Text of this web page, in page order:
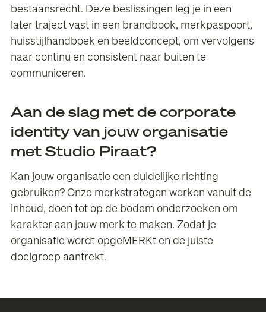
bestaansrecht. Deze beslissingen leg je in een
later traject vast in een brandbook, merkpaspoort,
huisstijlhandboek en beeldconcept, om vervolgens
naar continu en consistent naar buiten te
communiceren.
Aan de slag met de corporate
identity van jouw organisatie
met Studio Piraat?
Kan jouw organisatie een duidelijke richting
gebruiken? Onze merkstrategen werken vanuit de
inhoud, doen tot op de bodem onderzoeken om
karakter aan jouw merk te maken. Zodat je
organisatie wordt opgeMERKt en de juiste
doelgroep aantrekt.